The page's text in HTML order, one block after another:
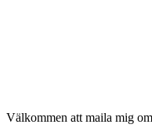
Välkommen att maila mig